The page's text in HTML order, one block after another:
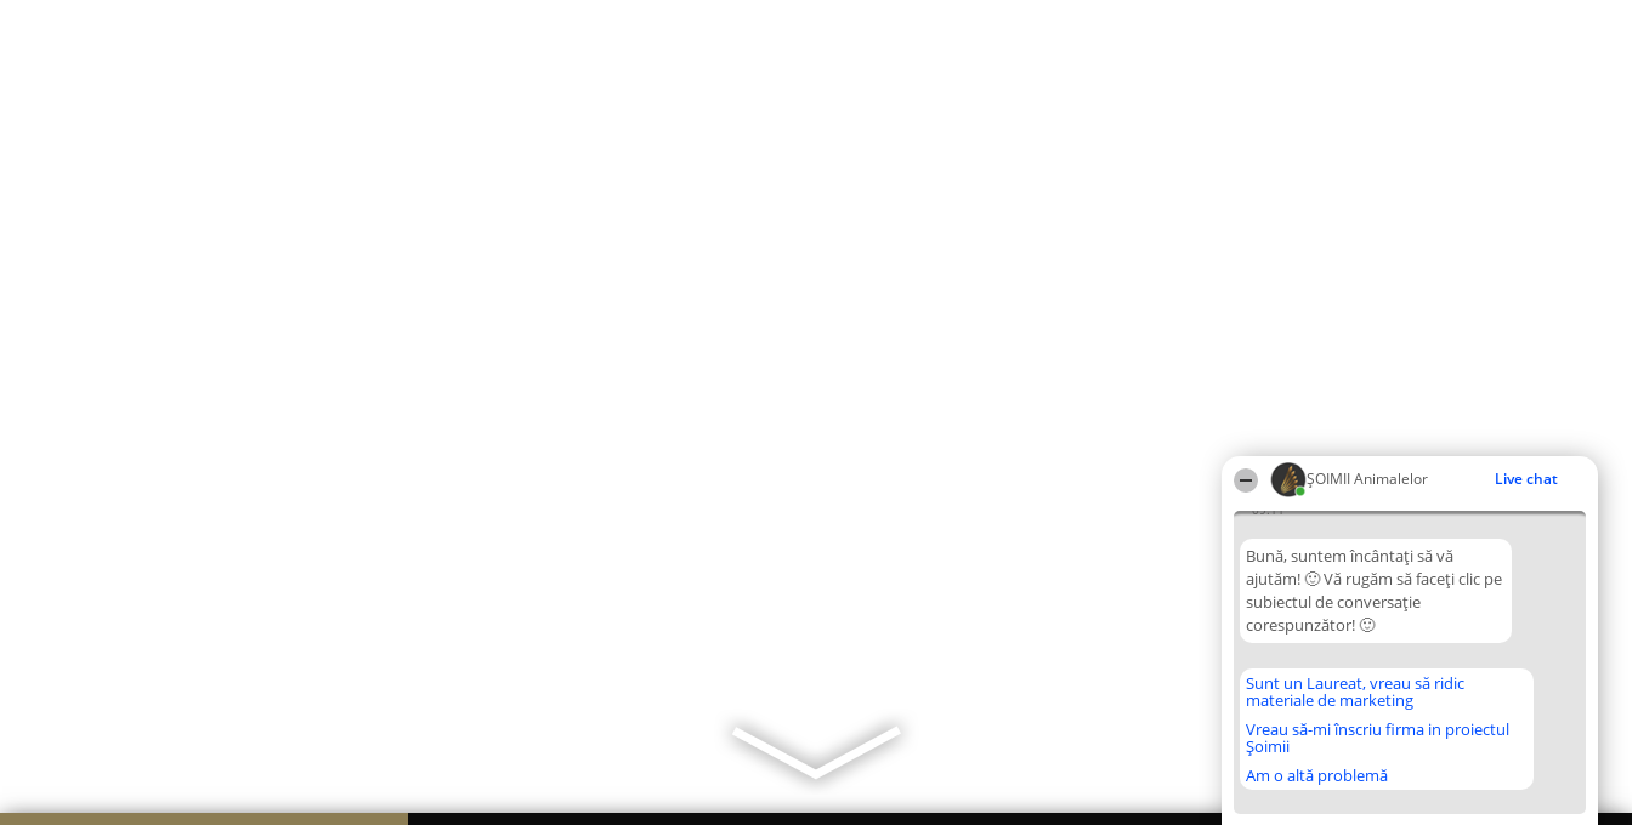
ŞOIMII Animalelor Live chat
09:11
Bună, suntem încântați să vă
ajutăm! 🙂 Vă rugăm să faceți clic pe
subiectul de conversație
corespunzător! 🙂
Sunt un Laureat, vreau să ridic
materiale de marketing
Vreau să-mi înscriu firma in proiectul
Șoimii
Am o altă problemă